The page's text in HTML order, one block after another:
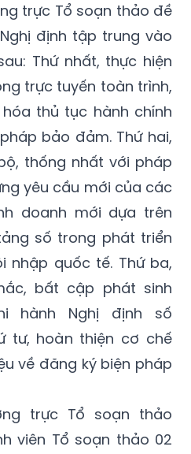
trực Tổ soạn thảo đề
định tập trung vào
Thứ nhất, thực hiện
trực tuyến toàn trình,
thủ tục hành chính
bảo đảm. Thứ hai,
thống nhất với pháp
yêu cầu mới của các
doanh mới dựa trên
số trong phát triển
nhập quốc tế. Thứ ba,
bất cập phát sinh
hành Nghị định số
tư, hoàn thiện cơ chế
về đăng ký biện pháp
trực Tổ soạn thảo
viên Tổ soạn thảo 02